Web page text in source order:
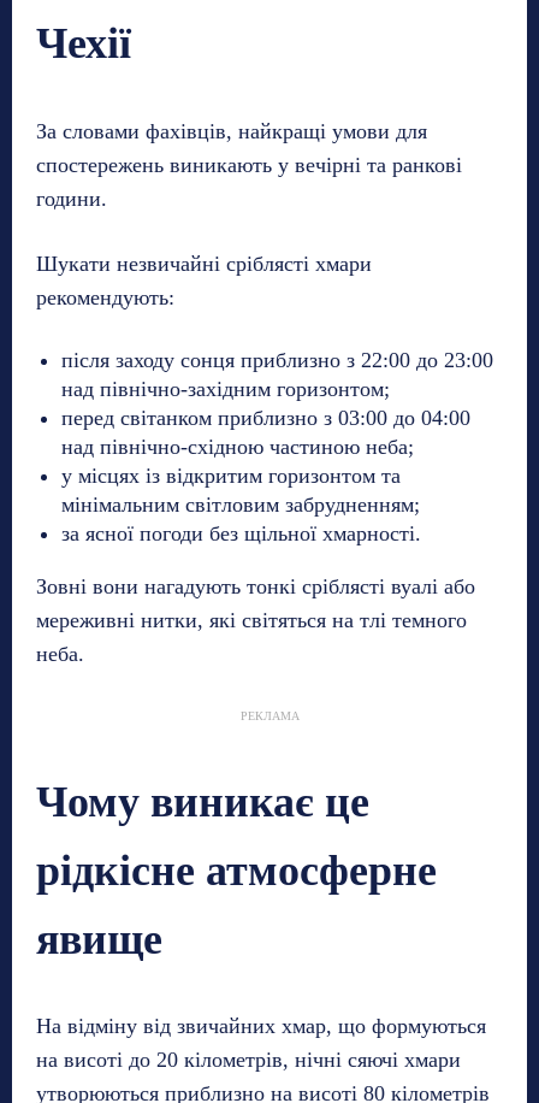
Чехії
За словами фахівців, найкращі умови для
спостережень виникають у вечірні та ранкові
години.
Шукати незвичайні сріблясті хмари
рекомендують:
після заходу сонця приблизно з 22:00 до 23:00
над північно-західним горизонтом;
перед світанком приблизно з 03:00 до 04:00
над північно-східною частиною неба;
у місцях із відкритим горизонтом та
мінімальним світловим забрудненням;
за ясної погоди без щільної хмарності.
Зовні вони нагадують тонкі сріблясті вуалі або
мереживні нитки, які світяться на тлі темного
неба.
РЕКЛАМА
Чому виникає це
рідкісне атмосферне
явище
На відміну від звичайних хмар, що формуються
на висоті до 20 кілометрів, нічні сяючі хмари
утворюються приблизно на висоті 80 кілометрів